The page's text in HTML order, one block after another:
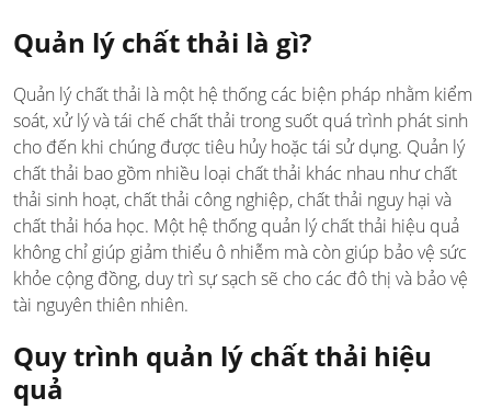
Quản lý chất thải là gì?
Quản lý chất thải là một hệ thống các biện pháp nhằm kiểm
soát, xử lý và tái chế chất thải trong suốt quá trình phát sinh
cho đến khi chúng được tiêu hủy hoặc tái sử dụng. Quản lý
chất thải bao gồm nhiều loại chất thải khác nhau như chất
thải sinh hoạt, chất thải công nghiệp, chất thải nguy hại và
chất thải hóa học. Một hệ thống quản lý chất thải hiệu quả
không chỉ giúp giảm thiểu ô nhiễm mà còn giúp bảo vệ sức
khỏe cộng đồng, duy trì sự sạch sẽ cho các đô thị và bảo vệ
tài nguyên thiên nhiên.
Quy trình quản lý chất thải hiệu
quả